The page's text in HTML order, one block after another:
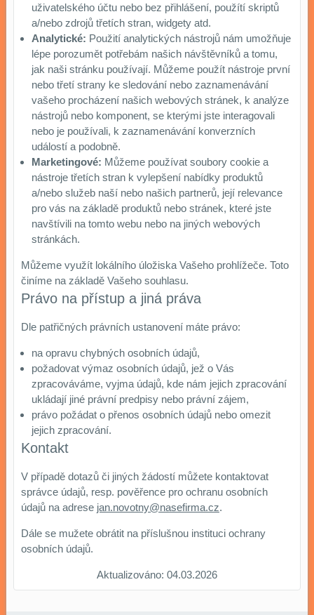
uživatelského účtu nebo bez přihlášení, použítí skriptů
a/nebo zdrojů třetích stran, widgety atd.
Analytické: Použití analytických nástrojů nám umožňuje
lépe porozumět potřebám našich návštěvníků a tomu,
jak naši stránku používají. Můžeme použít nástroje první
nebo třetí strany ke sledování nebo zaznamenávání
vašeho procházení našich webových stránek, k analýze
nástrojů nebo komponent, se kterými jste interagovali
nebo je používali, k zaznamenávání konverzních
událostí a podobně.
Marketingové: Můžeme používat soubory cookie a
nástroje třetích stran k vylepšení nabídky produktů
a/nebo služeb naší nebo našich partnerů, její relevance
pro vás na základě produktů nebo stránek, které jste
navštívili na tomto webu nebo na jiných webových
stránkách.
Můžeme využít lokálního úložiska Vašeho prohlížeče. Toto
činíme na základě Vašeho souhlasu.
Právo na přístup a jiná práva
Dle patřičných právních ustanovení máte právo:
na opravu chybných osobních údajů,
požadovat výmaz osobních údajů, jež o Vás
zpracováváme, vyjma údajů, kde nám jejich zpracování
ukládají jiné právní predpisy nebo právní zájem,
právo požádat o přenos osobních údajů nebo omezit
jejich zpracování.
Kontakt
V případě dotazů či jiných žádostí můžete kontaktovat
správce údajů, resp. pověřence pro ochranu osobních
údajů na adrese jan.novotny@nasefirma.cz.
Dále se mužete obrátit na příslušnou instituci ochrany
osobních údajů.
Aktualizováno: 04.03.2026